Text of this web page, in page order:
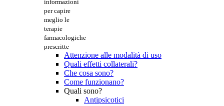
informazioni
per capire
meglio le
terapie
farmacologiche
prescritte
Attenzione alle modalità di uso
Quali effetti collaterali?
Che cosa sono?
Come funzionano?
Quali sono?
Antipsicotici